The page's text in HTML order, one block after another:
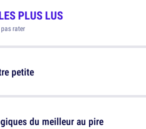
PLUS LUS
rater
petite
du meilleur au pire